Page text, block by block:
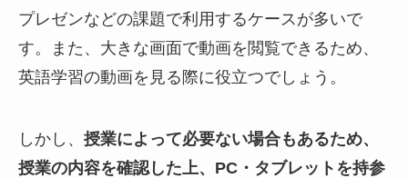
プレゼンなどの課題で利用するケースが多いで
す。また、大きな画面で動画を閲覧できるため、
英語学習の動画を見る際に役立つでしょう。
しかし、 授業によって必要ない場合もあるため、
授業の内容を確認した上、PC・タブレットを持参